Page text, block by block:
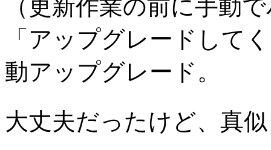
（更新作業の前に手動
「アップグレードして
動アップグレード。
大丈夫だったけど、真